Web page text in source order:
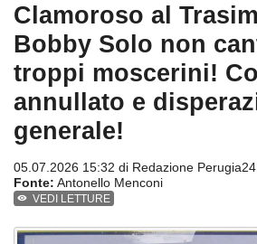
Clamoroso al
Bobby Solo non
troppi moscerini!
annullato e
generale!
05.07.2026 15:32 di Redazione
Fonte: Antonello Menconi
VEDI LETTURE